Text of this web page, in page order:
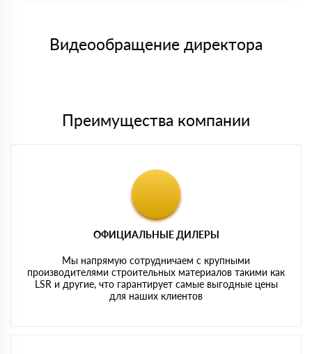
либо Вы забираете товар со склада самовывоза.
Видеообращение директора
Преимущества компании
ОФИЦИАЛЬНЫЕ ДИЛЕРЫ
Мы напрямую сотрудничаем с крупными
производителями строительных материалов такими как
LSR и другие, что гарантирует самые выгодные цены
для наших клиентов